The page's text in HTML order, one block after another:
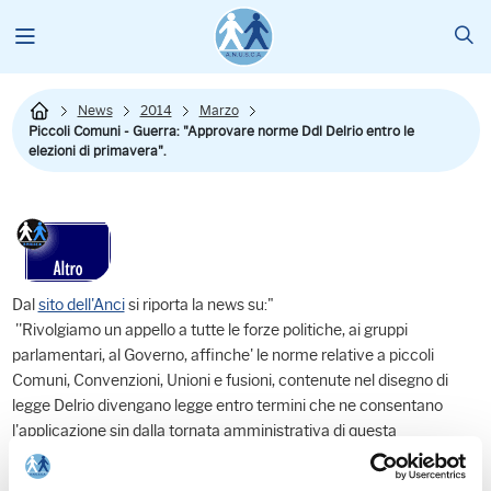
News 2014
Marzo
Piccoli Comuni - Guerra: "Approvare norme Ddl Delrio entro le
elezioni di primavera".
Dalsito dell'Ancisi riporta la news su:"
''Rivolgiamo un appello a tutte le forze politiche, ai gruppi
parlamentari, al Governo, affinche' le norme relative a piccoli
Comuni, Convenzioni, Unioni e fusioni, contenute nel disegno di
legge Delrio divengano legge entro termini che ne consentano
l'applicazione sin dalla tornata amministrativa di questa
primavera''. Lo dice il coordinatore nazionale dei piccoli Comuni
dell'ANCI Mauro Guerra, ricordando che ''questa primavera